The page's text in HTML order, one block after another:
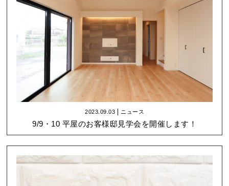
2023.09.03 ニュース
9/9・10 平屋のお客様邸見学会を開催します！